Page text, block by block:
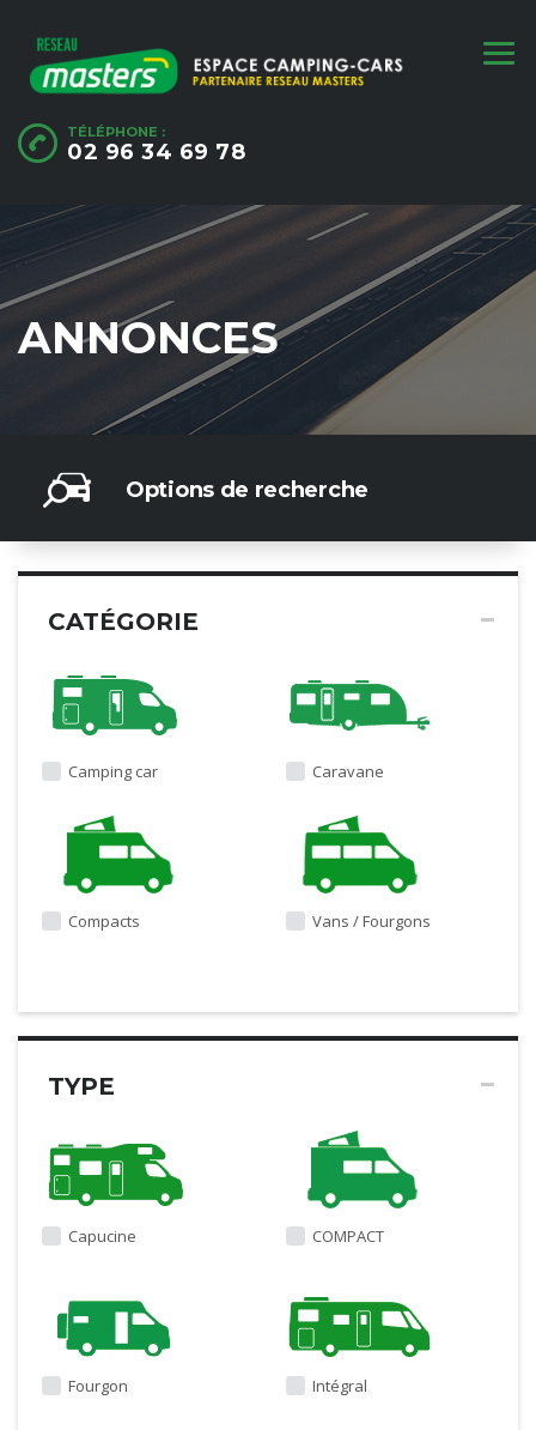
TÉLÉPHONE :
02 96 34 69 78
ANNONCES
Options de recherche
CATÉGORIE
Camping car Caravane
Compacts Vans / Fourgons
TYPE
Capucine COMPACT
Fourgon Intégral